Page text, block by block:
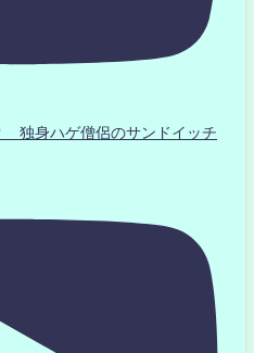
独身ハゲ僧侶のサンドイッチ